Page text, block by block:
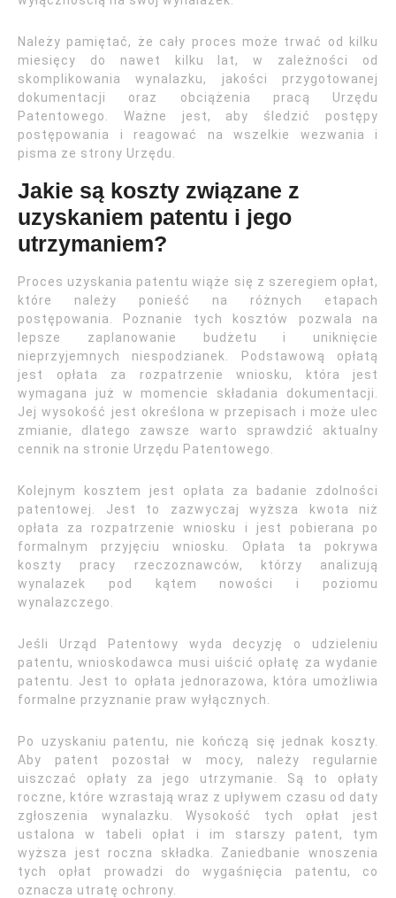
Należy pamiętać, że cały proces może trwać od kilku
miesięcy do nawet kilku lat, w zależności od
skomplikowania wynalazku, jakości przygotowanej
dokumentacji oraz obciążenia pracą Urzędu
Patentowego. Ważne jest, aby śledzić postępy
postępowania i reagować na wszelkie wezwania i
pisma ze strony Urzędu.
Jakie są koszty związane z
uzyskaniem patentu i jego
utrzymaniem?
Proces uzyskania patentu wiąże się z szeregiem opłat,
które należy ponieść na różnych etapach
postępowania. Poznanie tych kosztów pozwala na
lepsze zaplanowanie budżetu i uniknięcie
nieprzyjemnych niespodzianek. Podstawową opłatą
jest opłata za rozpatrzenie wniosku, która jest
wymagana już w momencie składania dokumentacji.
Jej wysokość jest określona w przepisach i może ulec
zmianie, dlatego zawsze warto sprawdzić aktualny
cennik na stronie Urzędu Patentowego.
Kolejnym kosztem jest opłata za badanie zdolności
patentowej. Jest to zazwyczaj wyższa kwota niż
opłata za rozpatrzenie wniosku i jest pobierana po
formalnym przyjęciu wniosku. Opłata ta pokrywa
koszty pracy rzeczoznawców, którzy analizują
wynalazek pod kątem nowości i poziomu
wynalazczego.
Jeśli Urząd Patentowy wyda decyzję o udzieleniu
patentu, wnioskodawca musi uiścić opłatę za wydanie
patentu. Jest to opłata jednorazowa, która umożliwia
formalne przyznanie praw wyłącznych.
Po uzyskaniu patentu, nie kończą się jednak koszty.
Aby patent pozostał w mocy, należy regularnie
uiszczać opłaty za jego utrzymanie. Są to opłaty
roczne, które wzrastają wraz z upływem czasu od daty
zgłoszenia wynalazku. Wysokość tych opłat jest
ustalona w tabeli opłat i im starszy patent, tym
wyższa jest roczna składka. Zaniedbanie wnoszenia
tych opłat prowadzi do wygaśnięcia patentu, co
oznacza utratę ochrony.